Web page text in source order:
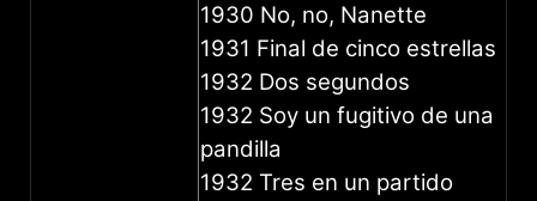
1930 No, no, Nanette
1931 Final de cinco estrellas
1932 Dos segundos
1932 Soy un fugitivo de una
pandilla
1932 Tres en un partido